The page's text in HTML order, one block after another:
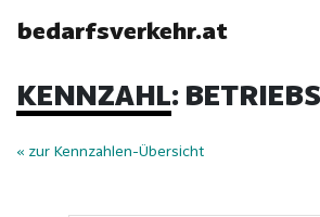
bedarfsverkehr.at
KENNZAHL:
« zur Kennzahlen-Übersicht